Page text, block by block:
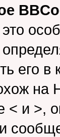
его
на
< и >,